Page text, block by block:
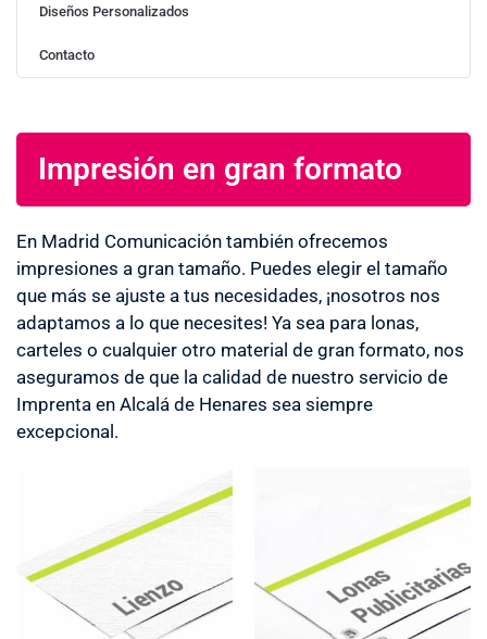
Diseños Personalizados
Contacto
Impresión en gran formato
En Madrid Comunicación también ofrecemos
impresiones a gran tamaño. Puedes elegir el tamaño
que más se ajuste a tus necesidades, ¡nosotros nos
adaptamos a lo que necesites! Ya sea para lonas,
carteles o cualquier otro material de gran formato, nos
aseguramos de que la calidad de nuestro servicio de
Imprenta en Alcalá de Henares sea siempre
excepcional.